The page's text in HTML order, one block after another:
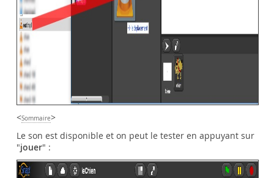
<Sommaire>
Le son est disponible et on peut le tester en appuyant sur
"jouer" :